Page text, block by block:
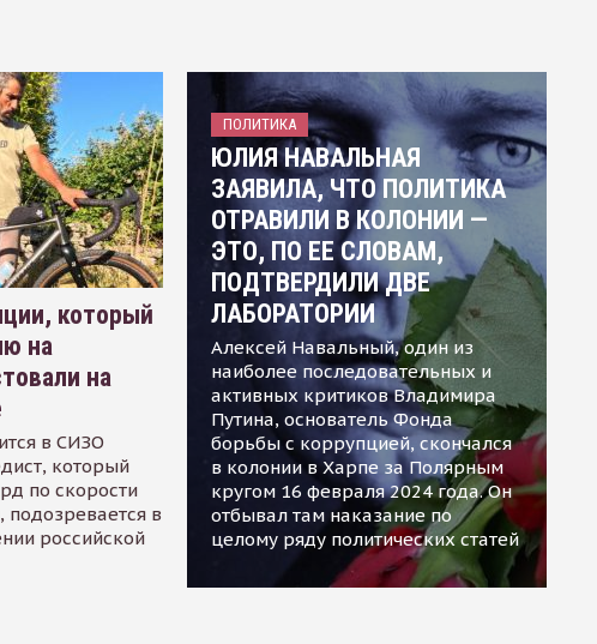
который
на
на
в СИЗО
который
по скорости
подозревается в
российской
ПОЛИТИКА
ЮЛИЯ НАВАЛЬНАЯ
ЗАЯВИЛА, ЧТО ПОЛИТИКА
ОТРАВИЛИ В КОЛОНИИ —
ЭТО, ПО ЕЕ СЛОВАМ,
ПОДТВЕРДИЛИ ДВЕ
ЛАБОРАТОРИИ
Алексей Навальный, один из
наиболее последовательных и
активных критиков Владимира
Путина, основатель Фонда
борьбы с коррупцией, скончался
в колонии в Харпе за Полярным
кругом 16 февраля 2024 года. Он
отбывал там наказание по
целому ряду политических статей